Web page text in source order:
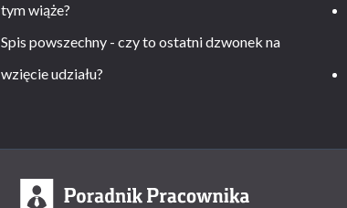
tym wiąże?
Spis powszechny - czy to ostatni dzwonek na
wzięcie udziału?